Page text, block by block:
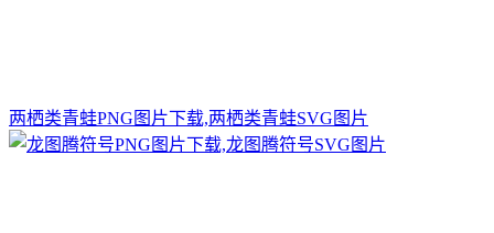
两栖类青蛙PNG图片下载,两栖类青蛙SVG图片